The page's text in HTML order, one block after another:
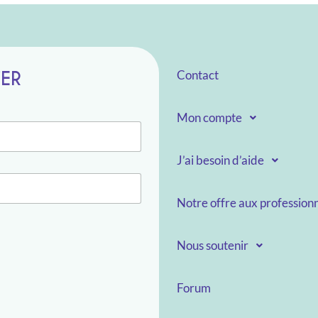
Contact
Mon compte
J’ai besoin d’aide
Notre offre aux
Nous soutenir
Forum